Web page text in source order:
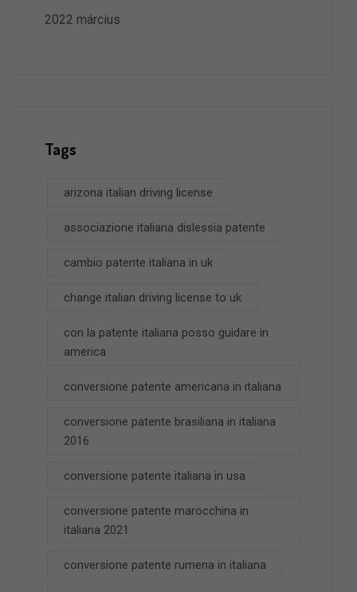
2022 március
Tags
arizona italian driving license
associazione italiana dislessia patente
cambio patente italiana in uk
change italian driving license to uk
con la patente italiana posso guidare in
america
conversione patente americana in italiana
conversione patente brasiliana in italiana
2016
conversione patente italiana in usa
conversione patente marocchina in
italiana 2021
conversione patente rumena in italiana